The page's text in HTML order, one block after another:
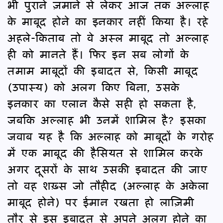
भी पुराने ज़माने से लेकर आज तक अल्लाह
के माबूद होने का इनकार नहीं किया है। रहे
अहले-किताब तो वे अस्ल माबूद तो अल्लाह
ही को मानते हैं। फिर इन सब लोगों के
तमाम माबूदों की इबादत से, किसी माबूद
(उपास्य) को अलग किए बिना, उसके
इनकार का एलान कैसे सही हो सकता है,
जबकि अल्लाह भी उनमें शामिल है? इसका
जवाब यह है कि अल्लाह को माबूदों के गरोह
में एक माबूद की हैसियत से शामिल करके
अगर दूसरों के साथ उसकी इबादत की जाए
तो वह शख़्स जो तौहीद (अल्लाह के अकेला
माबूद होने) पर ईमान रखता हो लाज़िमी
तौर से इस इबादत से अपने अलग होने का